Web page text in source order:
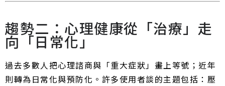
趨勢二：心理健康從「治療」走
向「日常化」
過去多數人把心理諮商與「重大症狀」畫上等號；近年
則轉為日常化與預防化。許多使用者談的主題包括：壓